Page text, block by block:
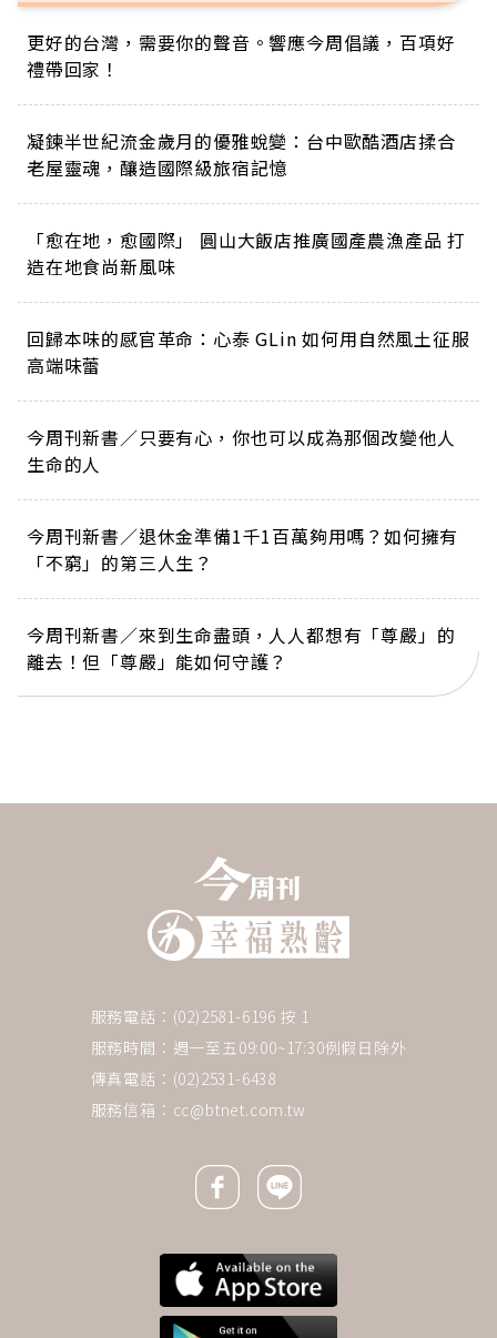
更好的台灣，需要你的聲音。響應今周倡議，百項好
禮帶回家！
凝鍊半世紀流金歲月的優雅蛻變：台中歐酷酒店揉合
老屋靈魂，釀造國際級旅宿記憶
「愈在地，愈國際」 圓山大飯店推廣國產農漁產品 打
造在地食尚新風味
回歸本味的感官革命：心泰 GLin 如何用自然風土征服
高端味蕾
今周刊新書／只要有心，你也可以成為那個改變他人
生命的人
今周刊新書／退休金準備1千1百萬夠用嗎？如何擁有
「不窮」的第三人生？
今周刊新書／來到生命盡頭，人人都想有「尊嚴」的
離去！但「尊嚴」能如何守護？
服務電話：(02)2581-6196 按 1
服務時間：週一至五09:00~17:30例假日除外
傳真電話：(02)2531-6438
服務信箱： cc@btnet.com.tw
Facebook icon
Line icon